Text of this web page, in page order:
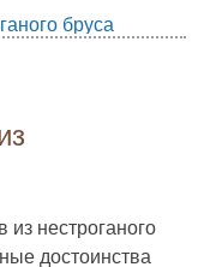
нестроганого
достоинства